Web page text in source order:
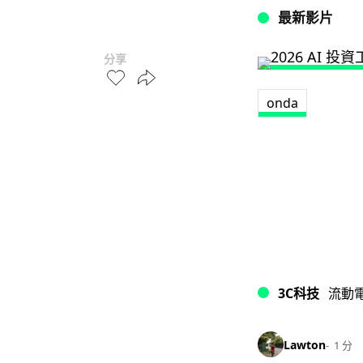
分享
最新影片
onda
3C科技 流動
Lawton 1 分